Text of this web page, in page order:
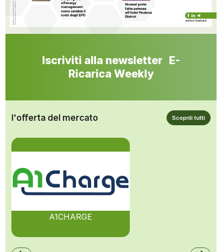
Iscriviti alla newsletter E-
Ricarica Weekly
l'offerta del mercato Scoprili tutti
A1CHARGE